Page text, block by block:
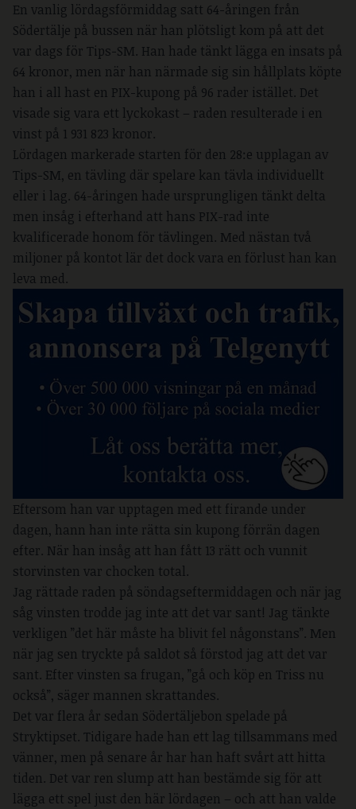
En vanlig lördagsförmiddag satt 64-åringen från
Södertälje på bussen när han plötsligt kom på att det
var dags för Tips-SM. Han hade tänkt lägga en insats på
64 kronor, men när han närmade sig sin hållplats köpte
han i all hast en PIX-kupong på 96 rader istället. Det
visade sig vara ett lyckokast – raden resulterade i en
vinst på 1 931 823 kronor.
Lördagen markerade starten för den 28:e upplagan av
Tips-SM, en tävling där spelare kan tävla individuellt
eller i lag. 64-åringen hade ursprungligen tänkt delta
men insåg i efterhand att hans PIX-rad inte
kvalificerade honom för tävlingen. Med nästan två
miljoner på kontot lär det dock vara en förlust han kan
leva med.
Eftersom han var upptagen med ett firande under
dagen, hann han inte rätta sin kupong förrän dagen
efter. När han insåg att han fått 13 rätt och vunnit
storvinsten var chocken total.
Jag rättade raden på söndagseftermiddagen och när jag
såg vinsten trodde jag inte att det var sant! Jag tänkte
verkligen ”det här måste ha blivit fel någonstans”. Men
när jag sen tryckte på saldot så förstod jag att det var
sant. Efter vinsten sa frugan, ”gå och köp en Triss nu
också”, säger mannen skrattandes.
Det var flera år sedan Södertäljebon spelade på
Stryktipset. Tidigare hade han ett lag tillsammans med
vänner, men på senare år har han haft svårt att hitta
tiden. Det var ren slump att han bestämde sig för att
lägga ett spel just den här lördagen – och att han valde